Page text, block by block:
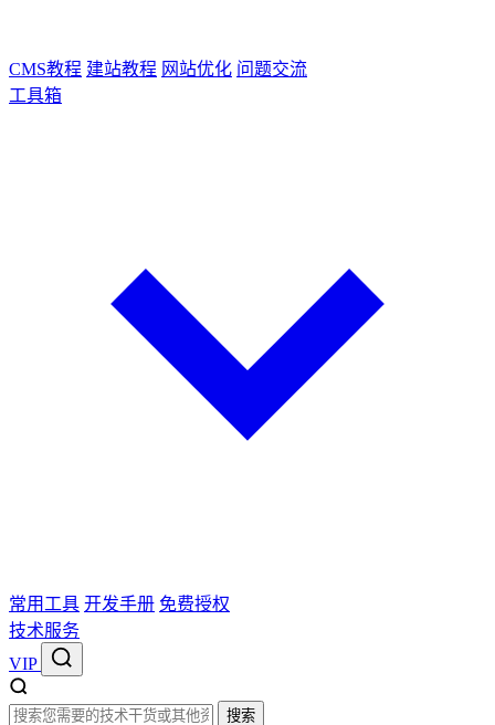
CMS教程 建站教程 网站优化 问题交流
工具箱
常用工具 开发手册 免费授权
技术服务
VIP
搜索